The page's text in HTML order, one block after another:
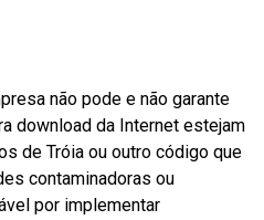
não pode e não garante
download da Internet estejam
de Tróia ou outro código que
contaminadoras ou
por implementar